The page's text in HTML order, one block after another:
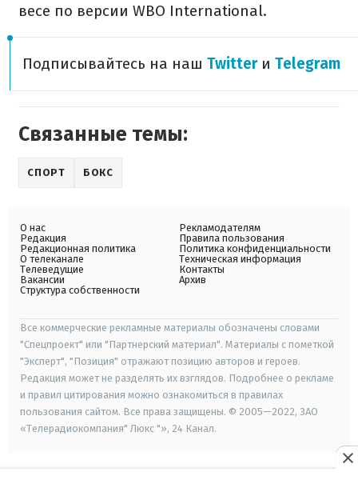
весе по версии WBO International.
Подписывайтесь на наш Twitterи Telegram
Связанные темы:
СПОРТ БОКС
О нас
Редакция
Редакционная политика
О телеканале
Телеведущие
Вакансии
Структура собственности
Рекламодателям
Правила пользования
Политика конфиденциальности
Техническая информация
Контакты
Архив
Все коммерческие рекламные материалы обозначены словами
"Спецпроект" или "Партнерский материал". Материалы с пометкой
"Эксперт", "Позиция" отражают позицию авторов и героев.
Редакция может не разделять их взглядов. Подробнее о рекламе
и правил цитирования можно ознакомиться в правилах
пользования сайтом. Все права защищены. © 2005—2022, ЗАО
«Телерадиокомпания" Люкс "», 24 Канал.